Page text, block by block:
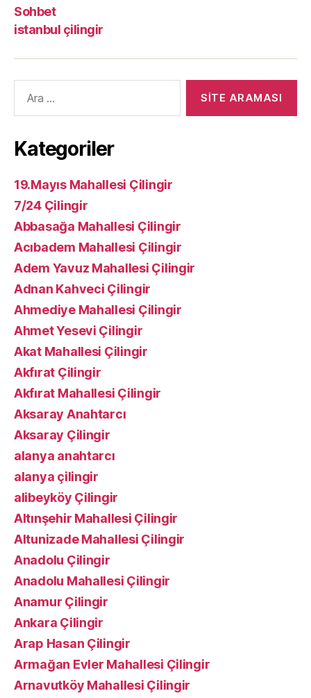
Sohbet
istanbul çilingir
yap:
Kategoriler
19.Mayıs Mahallesi Çilingir
7/24 Çilingir
Abbasağa Mahallesi Çilingir
Acıbadem Mahallesi Çilingir
Adem Yavuz Mahallesi Çilingir
Adnan Kahveci Çilingir
Ahmediye Mahallesi Çilingir
Ahmet Yesevi Çilingir
Akat Mahallesi Çilingir
Akfırat Çilingir
Akfırat Mahallesi Çilingir
Aksaray Anahtarcı
Aksaray Çilingir
alanya anahtarcı
alanya çilingir
alibeyköy Çilingir
Altınşehir Mahallesi Çilingir
Altunizade Mahallesi Çilingir
Anadolu Çilingir
Anadolu Mahallesi Çilingir
Anamur Çilingir
Ankara Çilingir
Arap Hasan Çilingir
Armağan Evler Mahallesi Çilingir
Arnavutköy Mahallesi Çilingir